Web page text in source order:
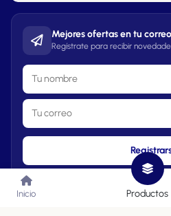
Mejores ofertas en tu correo
Regístrate para recibir
Inicio Productos